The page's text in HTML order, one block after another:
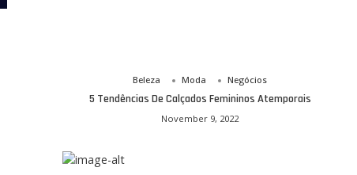
Beleza Moda Negócios
5 Tendências De Calçados Femininos Atemporais
November 9, 2022